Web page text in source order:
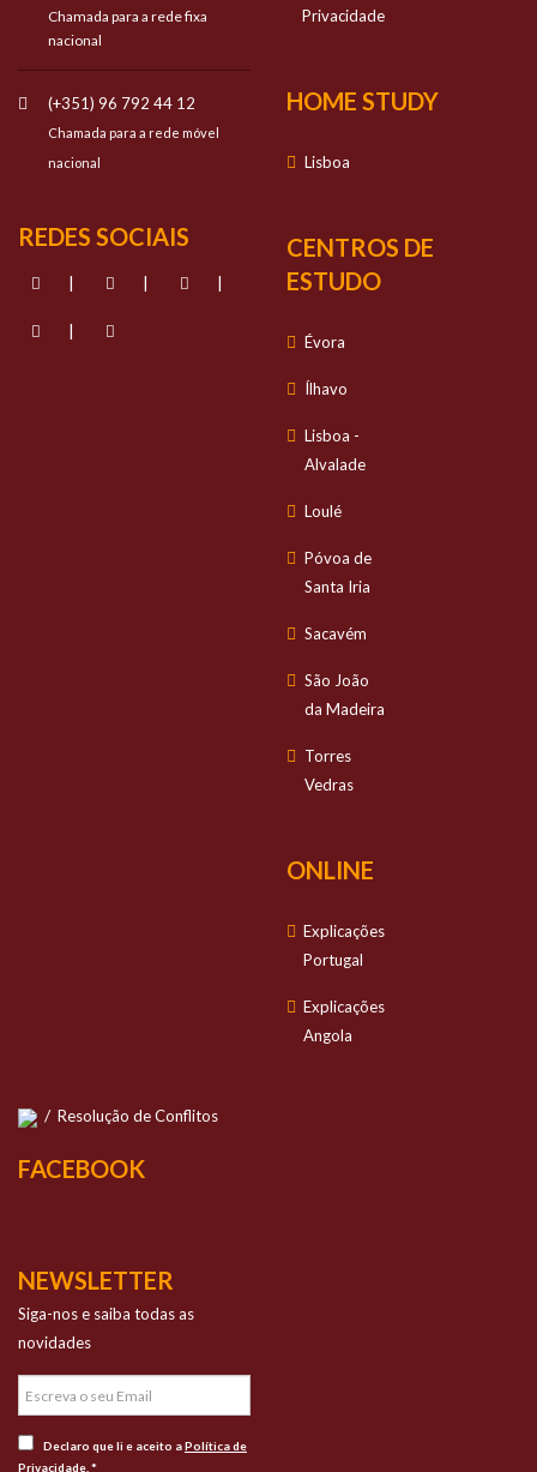
Chamada para a rede fixa
nacional
(+351) 96 792 44 12
Chamada para a rede móvel
nacional
REDES SOCIAIS
| | |
|
Privacidade
HOME STUDY
Lisboa
CENTROS DE
ESTUDO
Évora
Ílhavo
Lisboa -
Alvalade
Loulé
Póvoa de
Santa Iria
Sacavém
São João
da Madeira
Torres
Vedras
ONLINE
Explicações
Portugal
Explicações
Angola
/ Resolução de Conflitos
FACEBOOK
NEWSLETTER
Siga-nos e saiba todas as
novidades
Declaro que li e aceito aPolítica de
Privacidade . *